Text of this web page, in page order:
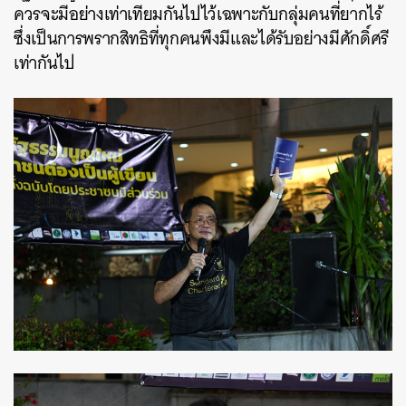
ควรจะมีอย่างเท่าเทียมกันไปไว้เฉพาะกับกลุ่มคนที่ยากไร้
ซึ่งเป็นการพรากสิทธิที่ทุกคนพึงมีและได้รับอย่างมีศักดิ์ศรี
เท่ากันไป
ค้นหา
SHARE TWEET LINE EMAIL